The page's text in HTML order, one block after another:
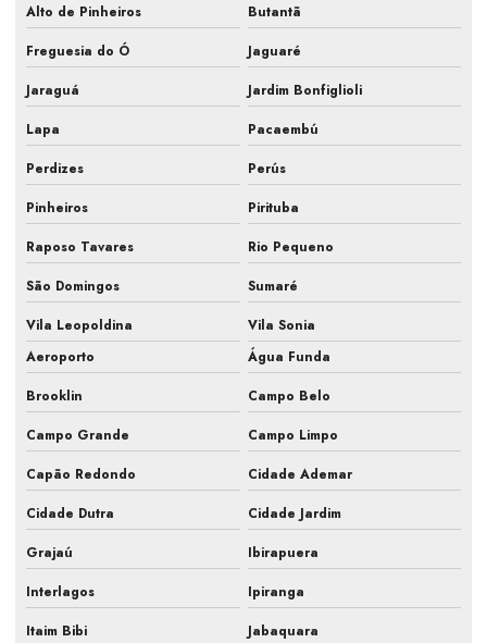
Fiscalização de ar condicionado em construtora
Fiscalização de ar condicionado em obra
Fiscalização de instalação hvac
Fiscalização de obra hvac
Fiscalização de obras de sistemas de ar
Fiscalização sistemas hvac
Gestão de obra hvac
Hvac para farmacêutica
Inspeção de ar condicionado em campinas
Inspeção de ar condicionado em sp
Inspeção pmoc de ar condicionado
Laudo pmoc
Alto de Pinheiros
Butantã
Freguesia do Ó
Jaguaré
Jaraguá
Jardim Bonfiglioli
Lapa
Pacaembú
Perdizes
Perús
Pinheiros
Pirituba
Raposo Tavares
Rio Pequeno
São Domingos
Sumaré
Vila Leopoldina
Vila Sonia
Aeroporto
Água Funda
Brooklin
Campo Belo
Campo Grande
Campo Limpo
Capão Redondo
Cidade Ademar
Cidade Dutra
Cidade Jardim
Grajaú
Ibirapuera
Interlagos
Ipiranga
Itaim Bibi
Jabaquara